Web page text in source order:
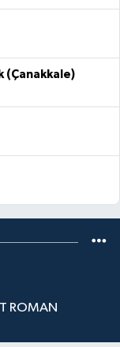
(Çanakkale)
ROMAN